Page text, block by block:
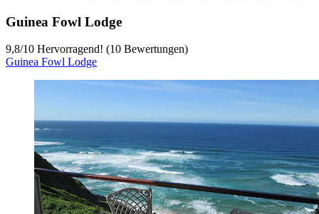
Guinea Fowl Lodge
9,8/10 Hervorragend! (10 Bewertungen)
Guinea Fowl Lodge